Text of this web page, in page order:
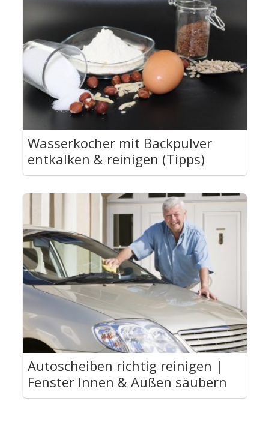
Wasserkocher mit Backpulver
entkalken & reinigen (Tipps)
Autoscheiben richtig reinigen |
Fenster Innen & Außen säubern